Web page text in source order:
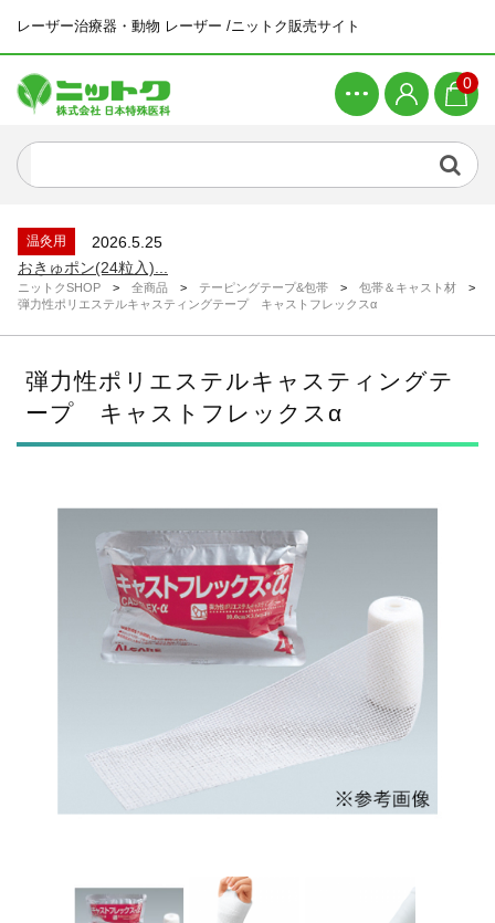
レーザー治療器・動物 レーザー /ニットク販売サイト
0
ピラティスマシン ワンダーチェア...
新着情報
2026.6.26
温灸用
2026.5.25
おきゅポン(24粒入)...
新着情報
2026.4.23
ピラティスマシン スパインコレクター...
新着商品
2026.4.21
ピラティスマシン ワンダーチェア...
温灸用
2026.5.25
おきゅポン(24粒入)...
2026.4.23
ゴールデンウィーク休業のお知らせ...
2026.4.21
ピラティスマシン スパインコレクター...
2026.4.21
ピラティスマシン ワンダーチェア...
ニットクSHOP> 全商品> テーピングテープ&包帯 > 包帯＆キャスト材 >
弾力性ポリエステルキャスティングテープ キャストフレックスα
弾力性ポリエステルキャスティングテ
ープ キャストフレックスα